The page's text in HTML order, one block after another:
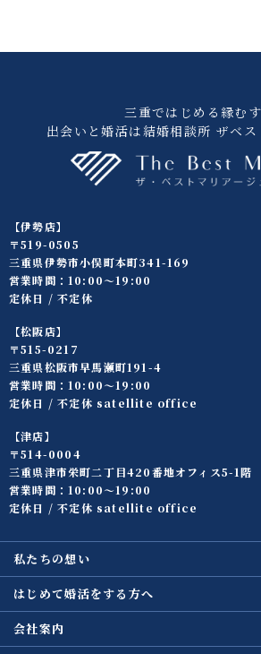
三重ではじめる縁む
出会いと婚活は結婚相談所 ザベス
【伊勢店】
〒519-0505
三重県伊勢市小俣町本町341-169
営業時間：10:00〜19:00
定休日 / 不定休
【松阪店】
〒515-0217
三重県松阪市早馬瀬町191-4
営業時間：10:00〜19:00
定休日 / 不定休 satellite office
【津店】
〒514-0004
三重県津市栄町二丁目420番地オフィス5-1階
営業時間：10:00〜19:00
定休日 / 不定休 satellite office
私たちの想い
はじめて婚活をする方へ
会社案内